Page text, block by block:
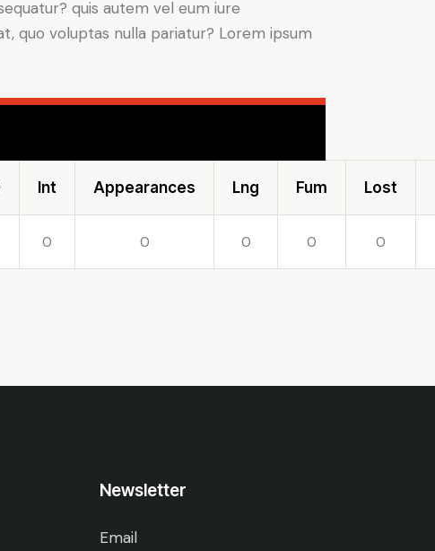
quis autem vel eum iure
quo voluptas nulla pariatur? Lorem ipsum
Int Appearances Lng Fum Lost
0 0 0 0 0
Newsletter
Email